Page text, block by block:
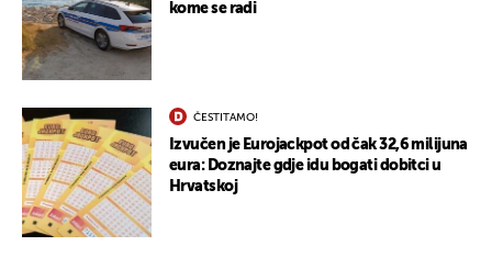
kome se radi
ČESTITAMO!
Izvučen je Eurojackpot od čak 32,6 milijuna
eura: Doznajte gdje idu bogati dobitci u
Hrvatskoj